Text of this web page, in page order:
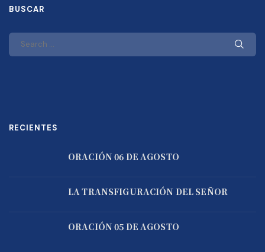
BUSCAR
RECIENTES
ORACIÓN 06 DE AGOSTO
LA TRANSFIGURACIÓN DEL SEÑOR
ORACIÓN 05 DE AGOSTO